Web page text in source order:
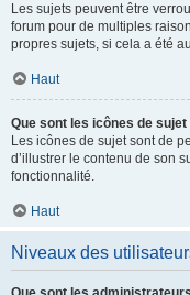
Les sujets peuvent être
forum pour de multiples
propres sujets, si cela a été
Haut
Que sont les icônes de sujet
Les icônes de sujet sont de
d’illustrer le contenu de son
fonctionnalité.
Haut
Niveaux des